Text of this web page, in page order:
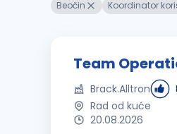
Beočin Koordinator
Team
Brack.Alltron
Rad od kuće
20.08.2026